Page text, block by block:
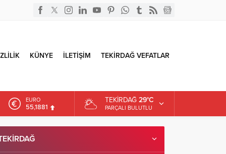
KÜNYE İLETİŞİM TEKİRDAĞ VEFATLAR
EURO
55,1881
ALTIN
DOLAR
TEKIRDAĞ 29°C
PARÇALI BULUTLU